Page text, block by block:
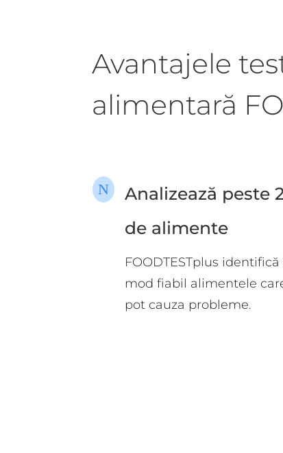
Avantajele
alimentară
N
Analizează peste
de alimente
FOODTESTplus identifică
mod fiabil alimentele
pot cauza probleme.